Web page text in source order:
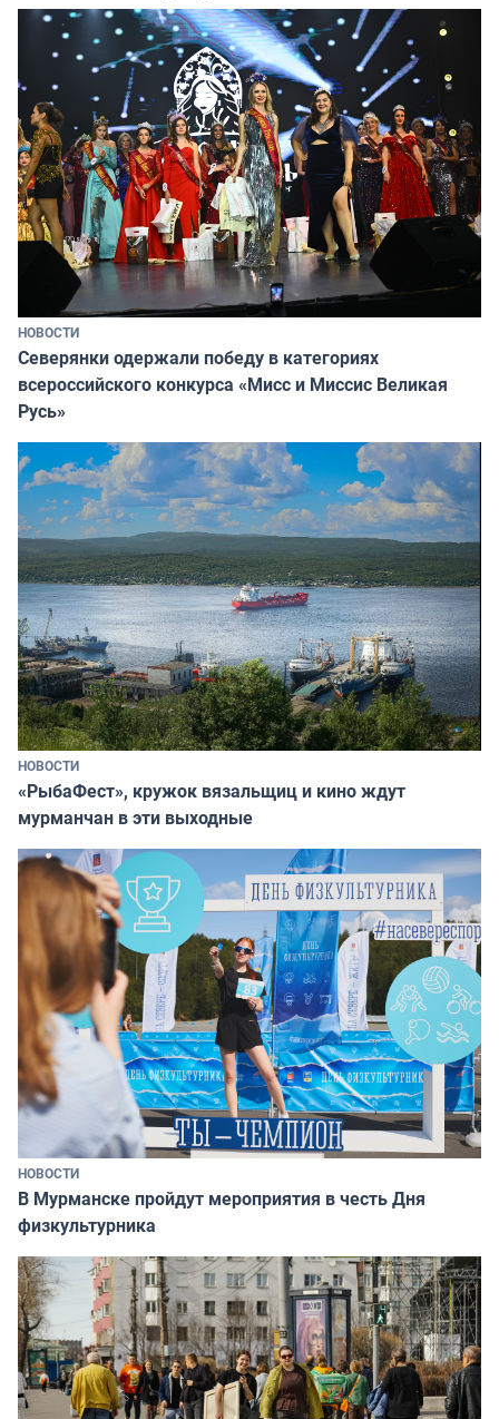
НОВОСТИ
Северянки одержали победу в категориях
всероссийского конкурса «Мисс и Миссис Великая
Русь»
НОВОСТИ
«РыбаФест», кружок вязальщиц и кино ждут
мурманчан в эти выходные
НОВОСТИ
В Мурманске пройдут мероприятия в честь Дня
физкультурника